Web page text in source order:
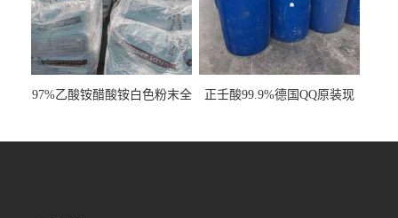
97%乙酸铵醋酸铵白色粉末全
正壬酸99.9%德国QQ原装现